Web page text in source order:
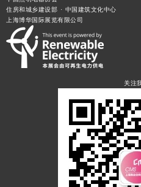
住房和城乡建设部 · 中国建筑文化中心
上海博华国际展览有限公司
关注